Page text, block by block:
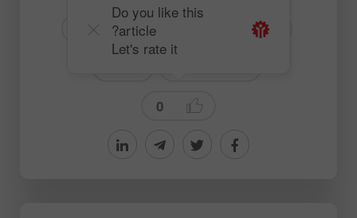
# European markets
# BTCUSD
0
Do you like this
article?
Let's rate it